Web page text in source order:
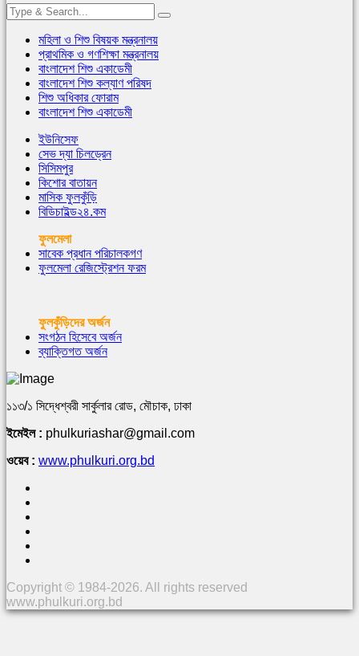
মহিলা ও শিশু বিষয়ক মন্ত্রনালয়
প্রাথমিক ও গণশিক্ষা মন্ত্রনালয়
বাংলাদেশ শিশু একাডেমী
বাংলাদেশ শিশু কল্যাণ পরিষদ
শিশু অধিকার ফোরাম
বাংলাদেশ শিশু একাডেমী
ইউনিসেফ
সেভ দ্যা চিলড্রেন
সিসিমপুর
কিশোর বাতায়ন
মাসিক ফুলকুঁড়ি
বিডিচাইল্ড২৪.কম
ফুলমেলা
সাবেক প্রধান পরিচালকগণ
ফুলমেলা রেজিস্ট্রেশন ফরম
ফুলকুঁড়িদের অর্জন
সংগঠন হিসেবে অর্জন
ব্যাক্তিগত অর্জন
১১৩/১ সিদ্ধেশ্বরী সার্কুলার রোড, মৌচাক, ঢাকা
ইমেইল : phulkuriashar@gmail.com
ওয়েব : www.phulkuri.org.bd
Copyright © 1984-2026. All rights reserved
www.phulkuri.org.bd